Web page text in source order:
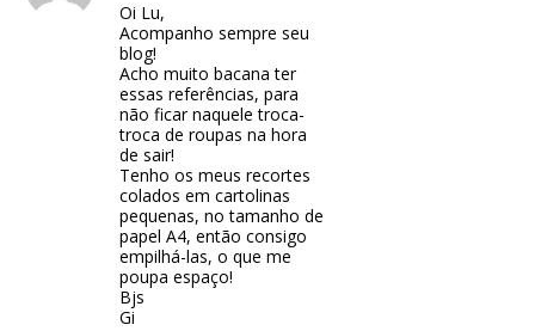
Oi Lu,
Acompanho sempre seu
blog!
Acho muito bacana ter
essas referências, para
não ficar naquele troca-
troca de roupas na hora
de sair!
Tenho os meus recortes
colados em cartolinas
pequenas, no tamanho de
papel A4, então consigo
empilhá-las, o que me
poupa espaço!
Bjs
Gi